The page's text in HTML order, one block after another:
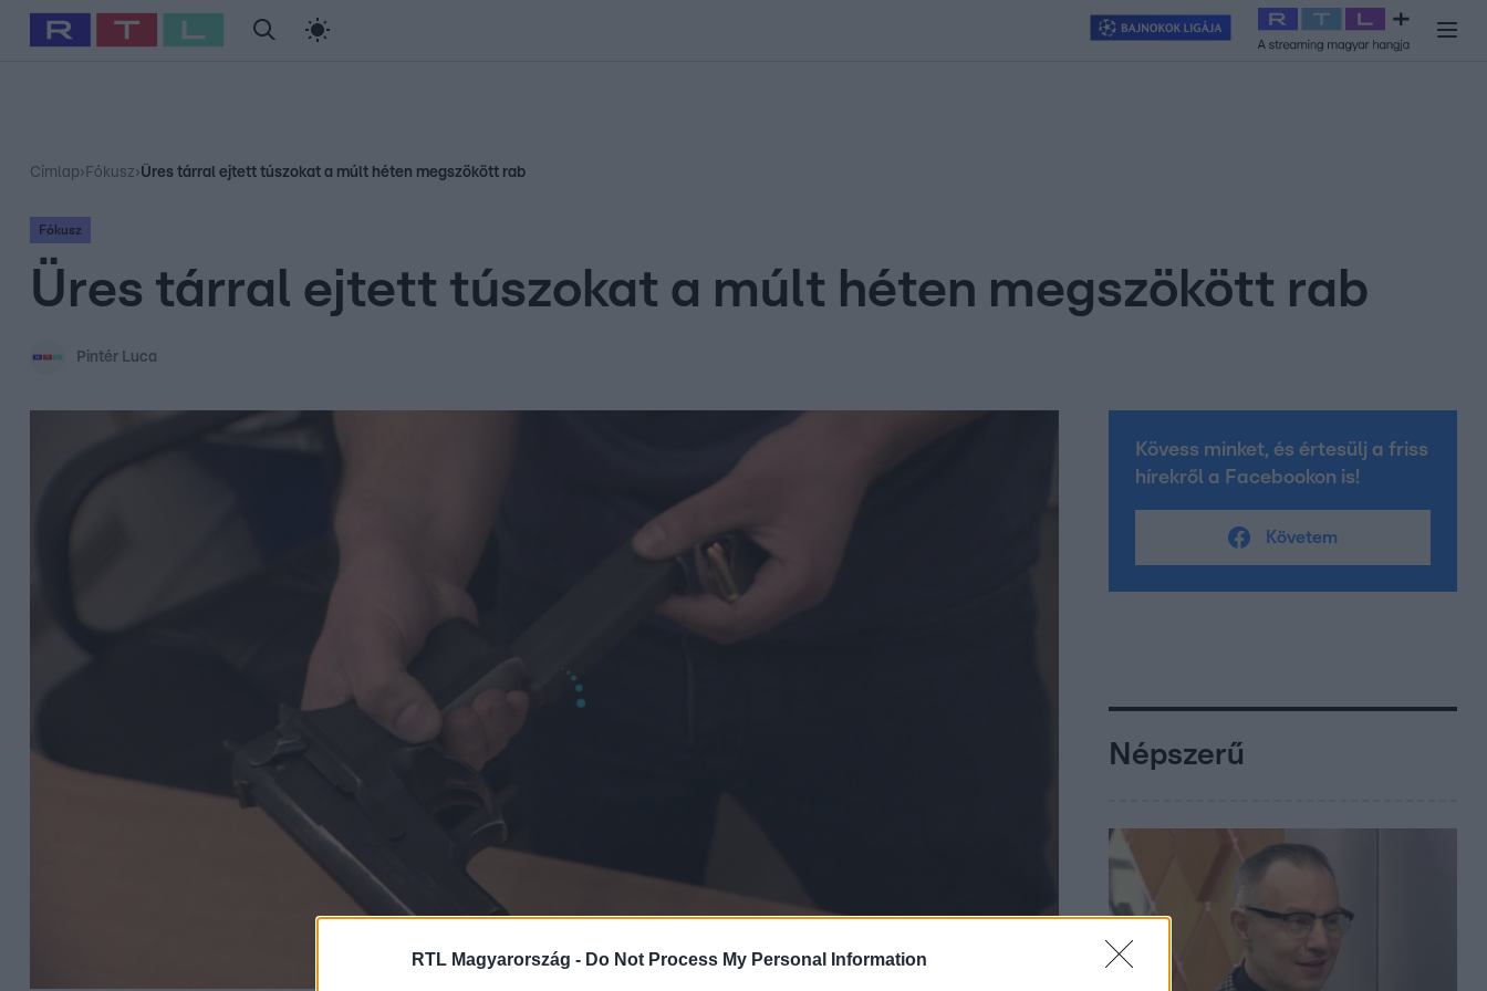
RTL Magyarország - Do Not Process My Personal Information
Babits Marcella Szellő István Most Wanted Exek csatája 2026 Celeb vagyok, ments ki innen
Címlap› Fókusz›Üres tárral ejtett túszokat a múlt héten megszökött rab
Fókusz
Üres tárral ejtett túszokat a múlt héten megszökött rab
Pintér Luca
Kövess minket, és értesülj a friss
hírekről a Facebookon is!
Követem
Népszerű